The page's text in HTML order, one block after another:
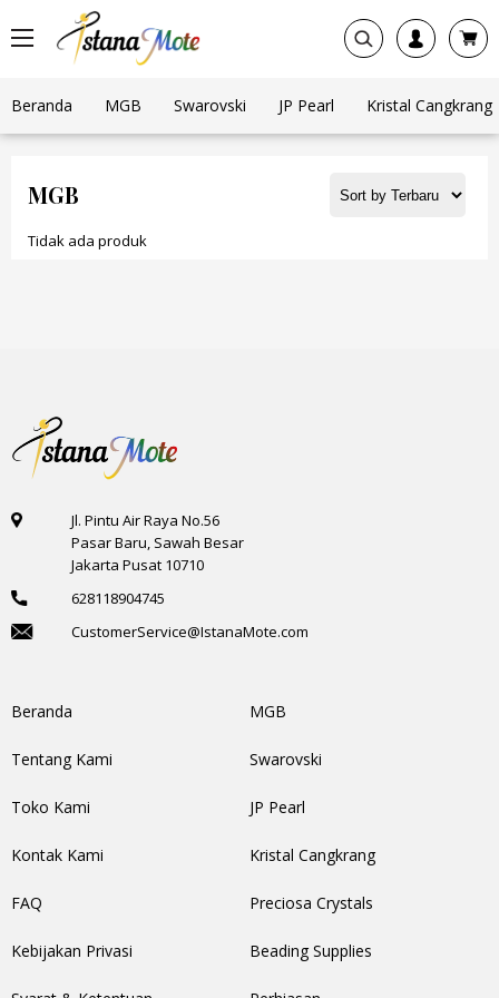
Beranda MGB Swarovski JP Pearl Kristal Cangkrang
MGB
Tidak ada produk
Jl. Pintu Air Raya No.56
Pasar Baru, Sawah Besar
Jakarta Pusat 10710
628118904745
CustomerService@IstanaMote.com
Beranda
Tentang Kami
Toko Kami
Kontak Kami
FAQ
Kebijakan Privasi
MGB
Swarovski
JP Pearl
Kristal Cangkrang
Preciosa Crystals
Beading Supplies